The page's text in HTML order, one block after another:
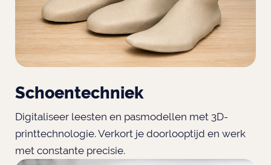
Schoentechniek
Digitaliseer leesten en pasmodellen met 3D-
printtechnologie. Verkort je doorlooptijd en werk
met constante precisie.